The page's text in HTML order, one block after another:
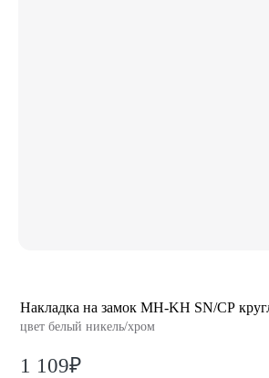
Накладка на замок MH-KH SN/CP
цвет белый никель/хром
1 109₽